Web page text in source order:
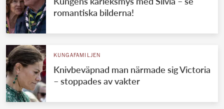
romantiska bilderna!
KUNGAFAMILJEN
Knivbeväpnad man närmade sig Victoria
– stoppades av vakter